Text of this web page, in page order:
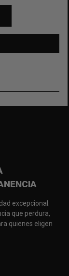
excepcional.
que perdura,
quienes eligen